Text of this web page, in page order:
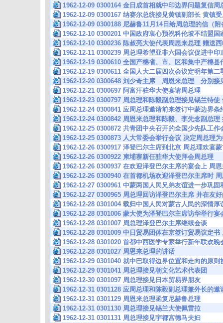
1962-12-09 0300164 金日成首相就中印边界问题复信
1962-12-09 0300167 纳赛尔总统接见黄镇副部长 黄镇
1962-12-09 0300188 尼赫鲁11月14日给周总理的信（附
1962-12-10 0300201 中国政府衷心预祝科伦坡不结盟
1962-12-10 0300236 陈叔亮大使代表周恩来总理 赠送
1962-12-11 0300239 周总理希望亚非六国会议促进中印
1962-12-19 0300610 全国产棉省、市、区和集中产棉
1962-12-19 0300611 全国人大二届四次会议定明年第
1962-12-20 0300648 刘少奇主席 周恩来总理 分别接
1962-12-21 0300697 阿富汗驻华大使宴请周总理
1962-12-23 0300797 周总理和陈毅副总理接见锡兰特
1962-12-24 0300841 应周总理邀请前来签订中蒙边界
1962-12-24 0300842 周恩来总理和陈毅、李先念副总
1962-12-25 0300872 共青团中央召开的全国少先队工
1962-12-25 0300873 人大常委会举行会议 决定周总理
1962-12-26 0300917 泽登巴尔主席到北京 周总理欢宴
1962-12-26 0300922 柬埔寨新任驻华大使拜会周总理
1962-12-26 0300937 在欢迎泽登巴尔主席的宴会上 周
1962-12-26 0300940 在首都机场欢迎泽登巴尔主席时
1962-12-27 0300961 中蒙两国人民兄弟友谊进一步巩
1962-12-27 0300965 周总理回访泽登巴尔主席 并在友
1962-12-28 0301004 载归中国人民对蒙古人民的深情
1962-12-28 0301006 蒙大使为泽登巴尔主席访华举行
1962-12-28 0301007 周总理泽登巴尔主席继续会谈
1962-12-28 0301009 中日贸易团体在京签订贸易议定
1962-12-28 0301020 首都中西医学专家举行新年联欢
1962-12-28 0301027 周恩来总理的讲话
1962-12-29 0301040 就中巴取得边界位置和走向的原
1962-12-29 0301041 周总理接见朝文化艺术代表团
1962-12-30 0301097 周总理接见日本贸易界朋友
1962-12-31 0301128 应周总理和陈毅副总理兼外长的
1962-12-31 0301129 周恩来总理函复尼赫鲁总理
1962-12-31 0301130 周总理接见锡兰大使佩雷拉
1962-12-31 0301131 周总理接见宇都宫德马夫妇